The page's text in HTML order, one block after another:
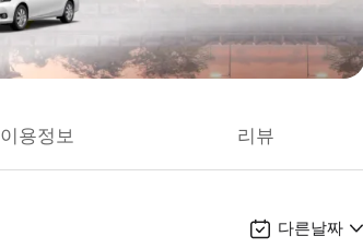
이용정보 리뷰
다른날짜